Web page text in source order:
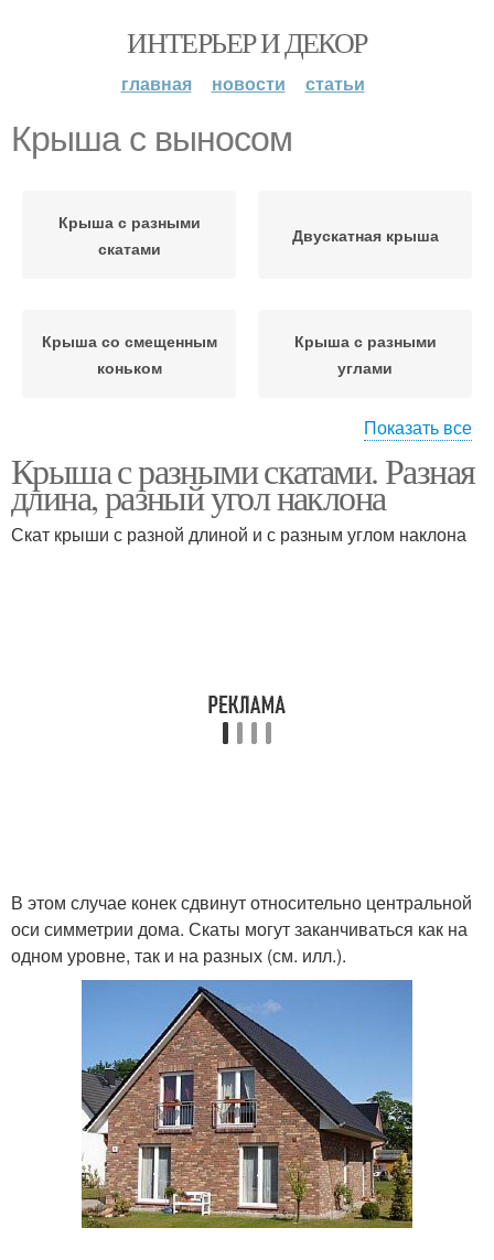
ИНТЕРЬЕР И ДЕКОР
главная новости статьи
Крыша с выносом
Крыша с разными
скатами
Двускатная крыша
Крыша со смещенным
коньком
Крыша с разными
углами
Разноскатные крыши Двухскатная крыша
Крыша со смещенным
Крыши с коротким и
Крыша с неравными
скатами
Крыша на бане
Двущипцовые крыши Крыша для гаража
Ассиметричная крыша Двускатные крыши
Показать все
Крыша с разными скатами. Разная
длина, разный угол наклона
Скат крыши с разной длиной и с разным углом наклона
В этом случае конек сдвинут относительно центральной
оси симметрии дома. Скаты могут заканчиваться как на
одном уровне, так и на разных (см. илл.).